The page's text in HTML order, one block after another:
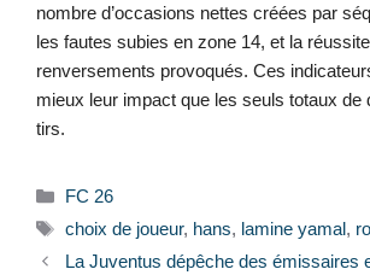
nombre d’occasions nettes créées par
les fautes subies en zone 14, et la
renversements provoqués. Ces
mieux leur impact que les seuls totaux de
tirs.
Catégories
FC 26
Étiquettes
choix de joueur, hans, lamine yamal,
La Juventus dépêche des émissaires